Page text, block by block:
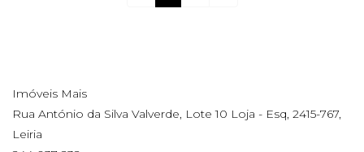
Imóveis Mais
Rua António da Silva Valverde, Lote 10 Loja - Esq, 2415-767,
Leiria